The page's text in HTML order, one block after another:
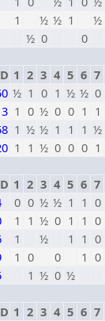
1 ½ ½ 1 ½
½ 0 0
1 2 3 4 5 6 7
½ 1 0 1 ½ ½ 0
1 0 ½ 0 0 1 1
1 ½ ½ 1 1 1 ½
1 1 ½ 0 0 0 1
1 2 3 4 5 6 7
0 0 ½ ½ 1 1 0
1 1 ½ 0 1 1 0
1 ½ 1 1 0
1 0 0 1 0
1 ½ 0 ½
1 2 3 4 5 6 7